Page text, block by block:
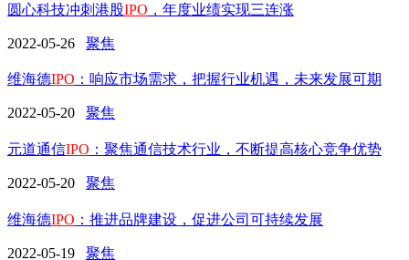
圆心科技冲刺港股IPO ，年度业绩实现三连涨
2022-05-26 聚焦
维海德IPO ：响应市场需求，把握行业机遇，未来发展可期
2022-05-20 聚焦
元道通信IPO ：聚焦通信技术行业，不断提高核心竞争优势
2022-05-20 聚焦
维海德IPO ：推进品牌建设，促进公司可持续发展
2022-05-19 聚焦